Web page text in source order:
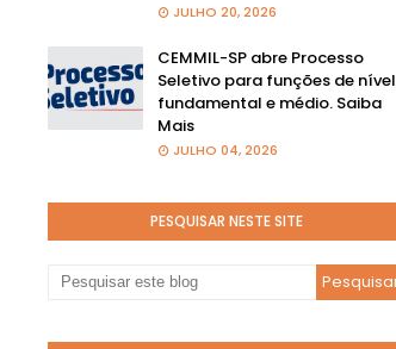
JULHO 20, 2026
CEMMIL-SP abre Processo
Seletivo para funções de nível
fundamental e médio. Saiba
Mais
JULHO 04, 2026
PESQUISAR NESTE SITE